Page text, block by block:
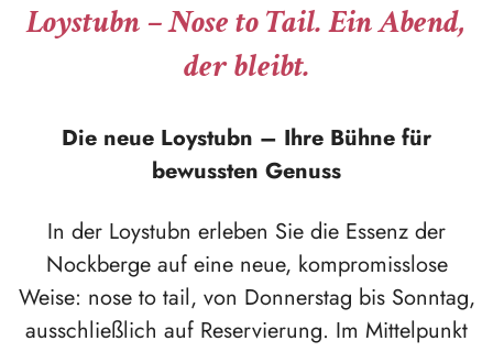
Loystubn – Nose to Tail. Ein Abend,
der bleibt.
Die neue Loystubn – Ihre Bühne für
bewussten Genuss
In der Loystubn erleben Sie die Essenz der
Nockberge auf eine neue, kompromisslose
Weise: nose to tail, von Donnerstag bis Sonntag,
ausschließlich auf Reservierung. Im Mittelpunkt